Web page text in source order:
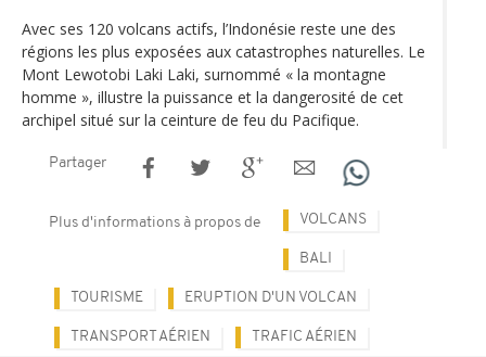
Avec ses 120 volcans actifs, l’Indonésie reste une des
régions les plus exposées aux catastrophes naturelles. Le
Mont Lewotobi Laki Laki, surnommé « la montagne
homme », illustre la puissance et la dangerosité de cet
archipel situé sur la ceinture de feu du Pacifique.
Partager
Plus d'informations à propos de VOLCANS
BALI
TOURISME ERUPTION D'UN VOLCAN
TRANSPORT AÉRIEN TRAFIC AÉRIEN